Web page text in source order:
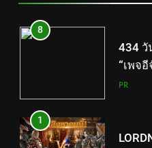
เวลา
ให้กล
1
ไทย ปะท
the
TECH
2
เอาใ